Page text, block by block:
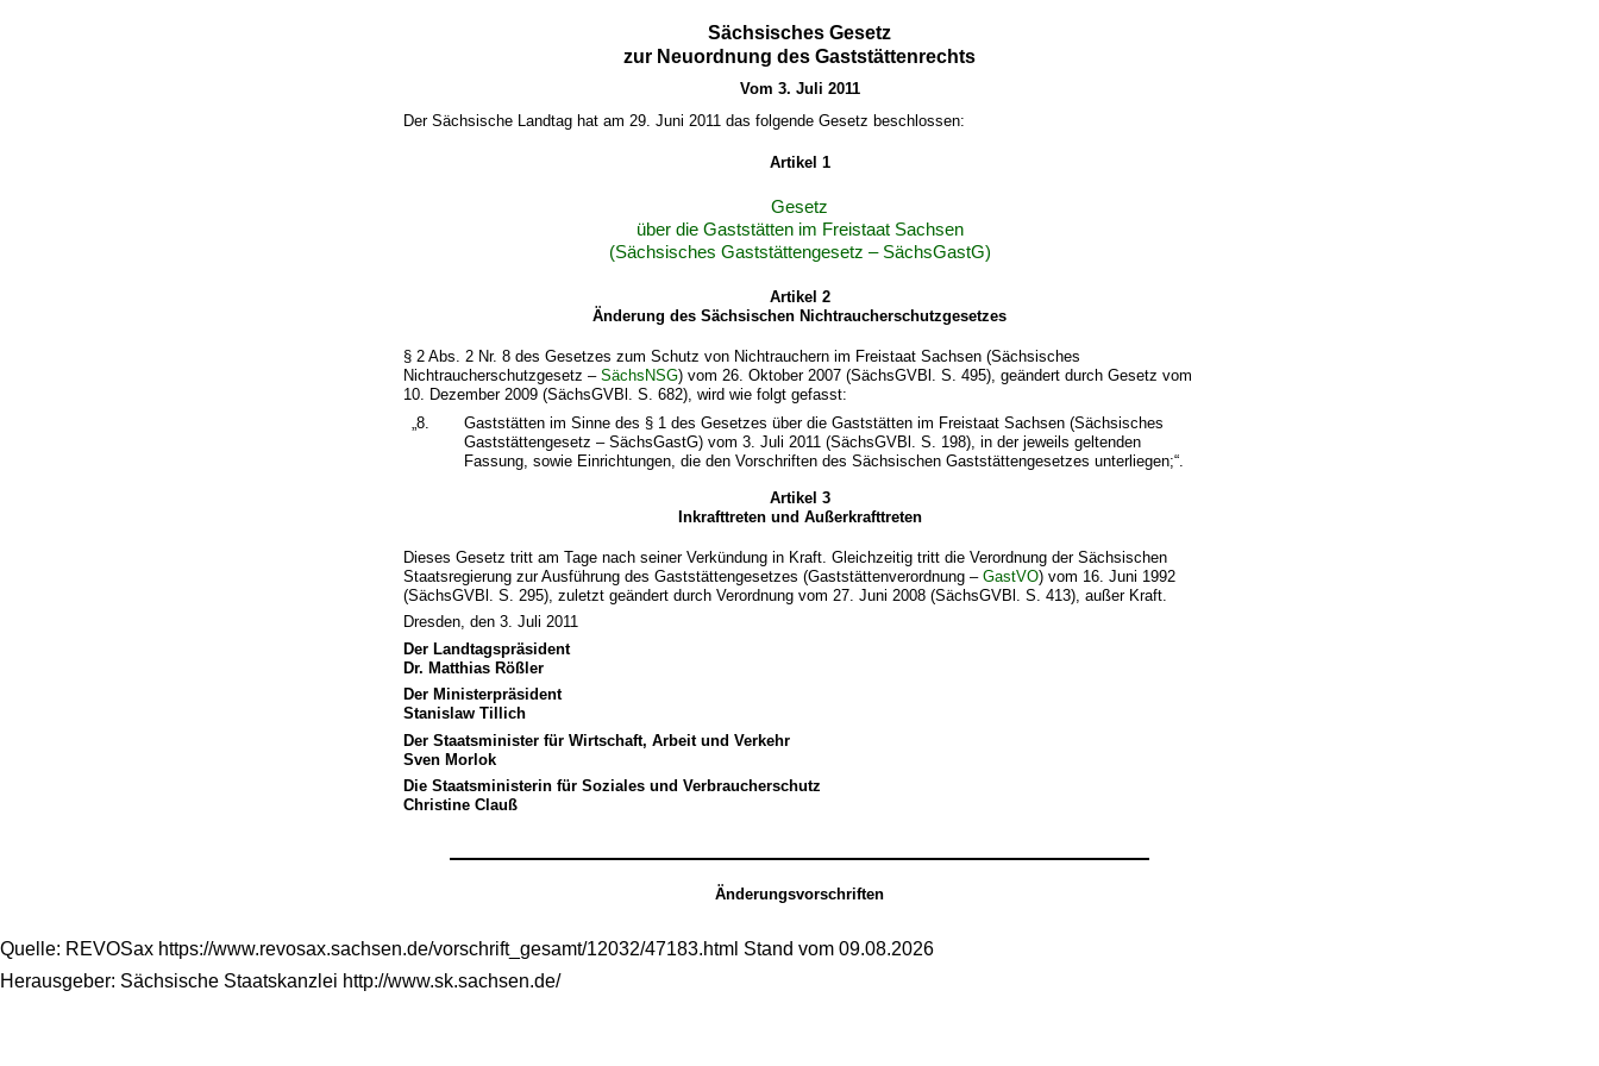
Sächsisches Gesetz
zur Neuordnung des Gaststättenrechts
Vom 3. Juli 2011
Der Sächsische Landtag hat am 29. Juni 2011 das folgende Gesetz beschlossen:
Artikel 1
Gesetz
über die Gaststätten im Freistaat Sachsen
(Sächsisches Gaststättengesetz – SächsGastG)
Artikel 2
Änderung des Sächsischen Nichtraucherschutzgesetzes
§ 2 Abs. 2 Nr. 8 des Gesetzes zum Schutz von Nichtrauchern im Freistaat Sachsen (Sächsisches
Nichtraucherschutzgesetz –SächsNSG) vom 26. Oktober 2007 (SächsGVBl. S. 495), geändert durch Gesetz vom
10. Dezember 2009 (SächsGVBl. S. 682), wird wie folgt gefasst:
„8.
Gaststätten im Sinne des § 1 des Gesetzes über die Gaststätten im Freistaat Sachsen (Sächsisches
Gaststättengesetz – SächsGastG) vom 3. Juli 2011 (SächsGVBl. S. 198), in der jeweils geltenden
Fassung, sowie Einrichtungen, die den Vorschriften des Sächsischen Gaststättengesetzes unterliegen;“.
Artikel 3
Inkrafttreten und Außerkrafttreten
Dieses Gesetz tritt am Tage nach seiner Verkündung in Kraft. Gleichzeitig tritt die Verordnung der Sächsischen
Staatsregierung zur Ausführung des Gaststättengesetzes (Gaststättenverordnung –GastVO) vom 16. Juni 1992
(SächsGVBl. S. 295), zuletzt geändert durch Verordnung vom 27. Juni 2008 (SächsGVBl. S. 413), außer Kraft.
Dresden, den 3. Juli 2011
Der Landtagspräsident
Dr. Matthias Rößler
Der Ministerpräsident
Stanislaw Tillich
Der Staatsminister für Wirtschaft, Arbeit und Verkehr
Sven Morlok
Die Staatsministerin für Soziales und Verbraucherschutz
Christine Clauß
Änderungsvorschriften
Quelle: REVOSax https://www.revosax.sachsen.de/vorschrift_gesamt/12032/47183.html Stand vom 09.08.2026
Herausgeber: Sächsische Staatskanzlei http://www.sk.sachsen.de/